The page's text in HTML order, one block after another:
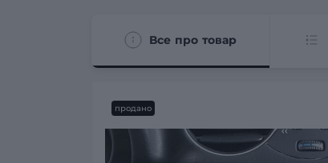
Все про товар
продано